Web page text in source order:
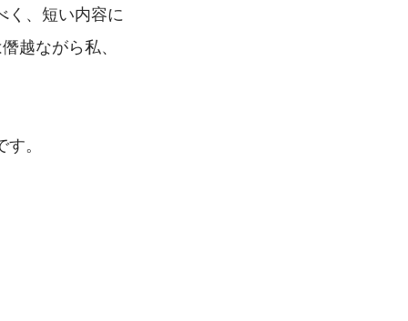
く、短い内容に
越ながら私、
。